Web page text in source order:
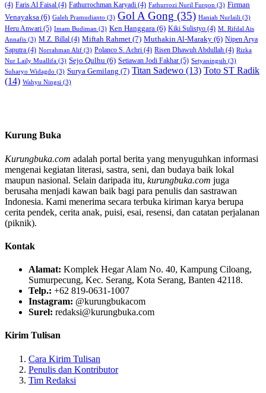
(4) Faris Al Faisal (4) Fathurrochman Karyadi (4) Fathurrozi Nuril Furqon (3) Firman
Venayaksa (6) Galeh Pramudianto (3) Gol A Gong (35) Haniah Nurlaili (3)
Heru Anwari (5) Imam Budiman (3) Ken Hanggara (6) Kiki Sulistyo (4) M. Rifdal Ais
Annafis (3) M.Z. Billal (4) Miftah Rahmet (7) Muthakin Al-Maraky (6) Nipen Arya
Saputra (4) Norrahman Alif (3) Polanco S. Achri (4) Risen Dhawuh Abdullah (4) Rizka
Nur Laily Muallifa (3) Sejo Qulhu (6) Setiawan Jodi Fakhar (5) Setyaningsih (3)
Suharyo Widagdo (3) Surya Gemilang (7) Titan Sadewo (13) Toto ST Radik
(14) Wahyu Ningsi (3)
Kurung Buka
Kurungbuka.com adalah portal berita yang menyuguhkan informasi
mengenai kegiatan literasi, sastra, seni, dan budaya baik lokal
maupun nasional. Selain daripada itu, kurungbuka.com juga
berusaha menjadi kawan baik bagi para penulis dan sastrawan
Indonesia. Kami menerima secara terbuka kiriman karya berupa
cerita pendek, cerita anak, puisi, esai, resensi, dan catatan perjalanan
(piknik).
Kontak
Alamat: Komplek Hegar Alam No. 40, Kampung Ciloang,
Sumurpecung, Kec. Serang, Kota Serang, Banten 42118.
Telp.: +62 819-0631-1007
Instagram: @kurungbukacom
Surel: redaksi@kurungbuka.com
Kirim Tulisan
Cara Kirim Tulisan
Penulis dan Kontributor
Tim Redaksi